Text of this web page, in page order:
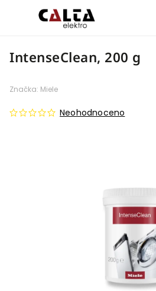
IntenseClean, 200 g
Neohodnoceno
Značka: Miele